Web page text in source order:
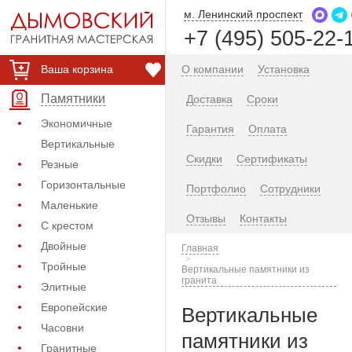
Ваша корзина
Памятники
Экономичные
Вертикальные
Резные
Горизонтальные
Маленькие
С крестом
Двойные
Тройные
Элитные
Европейские
Часовни
Гранитные
м. Ленинский проспект
+7 (495) 505-22-
О компании Установка
Доставка Сроки
Гарантия Оплата
Скидки Сертификаты
Портфолио Сотрудники
Отзывы Контакты
Главная
Вертикальные памятники из
гранита
Вертикальные
памятники из